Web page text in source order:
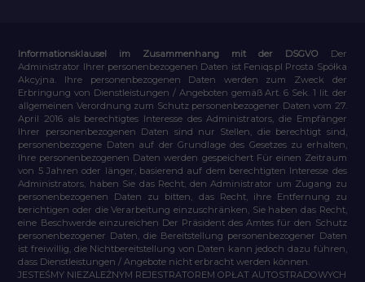
Informationsklausel im Zusammenhang mit der DSGVO
Der
Administrator Ihrer personenbezogenen Daten ist Feniqs.pl Prosta Spółka
Akcyjna. Ihre personenbezogenen Daten werden zum Zweck der
Erbringung von Dienstleistungen / Angeboten gemäß Art. 6 Sek. 1 lit. der
allgemeinen Verordnung zum Schutz personenbezogener Daten vom 27.
April 2016 als berechtigtes Interesse des Administrators, die Empfänger
Ihrer personenbezogenen Daten sind nur Stellen, die berechtigt sind,
personenbezogene Daten auf der Grundlage des Gesetzes zu erhalten,
Ihre personenbezogenen Daten werden gespeichert Für einen Zeitraum
von 5 Jahren oder länger, basierend auf dem berechtigten Interesse des
Administrators, haben Sie das Recht, den Administrator um Zugang zu
personenbezogenen Daten zu bitten, das Recht, ihre Entfernung zu
berichtigen oder die Verarbeitung einzuschränken, Sie haben das Recht,
eine Beschwerde einzureichen Der Präsident des Amtes für den Schutz
personenbezogener Daten, die Bereitstellung personenbezogener Daten
ist freiwillig, die Nichtbereitstellung von Daten kann jedoch dazu führen,
dass Dienstleistungen / Angebote nicht erbracht werden können.
JESTEŚMY NIEZALEŻNYM REJESTRATOREM OPŁAT AUTOSTRADOWYCH